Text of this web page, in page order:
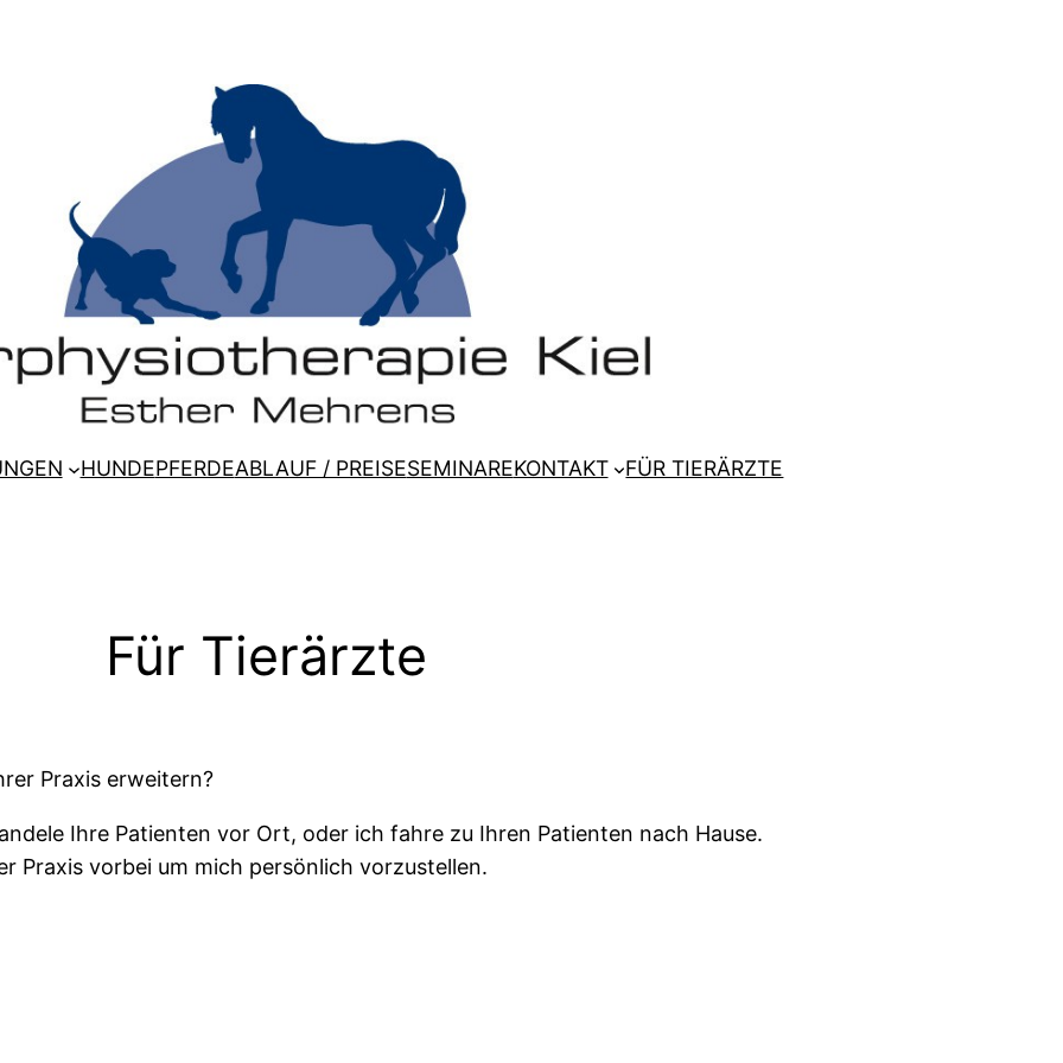
HUNDEPFERDEABLAUF / PREISESEMINAREKONTAKT FÜR TIERÄRZTE
Für Tierärzte
Praxis erweitern?
Ihre Patienten vor Ort, oder ich fahre zu Ihren Patienten nach Hause.
Praxis vorbei um mich persönlich vorzustellen.